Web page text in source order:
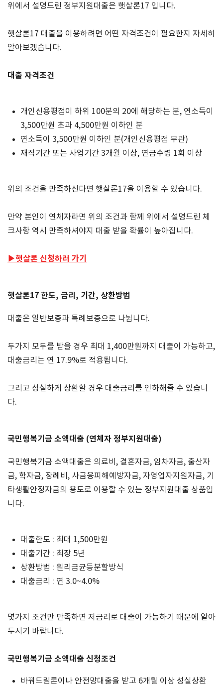
위에서 설명드린 정부지원대출은 햇살론17 입니다.
햇살론17 대출을 이용하려면 어떤 자격조건이 필요한지 자세히
알아보겠습니다.
대출 자격조건
개인신용평점이 하위 100분의 20에 해당하는 분, 연소득이
3,500만원 초과 4,500만원 이하인 분
연소득이 3,500만원 이하인 분(개인신용평점 무관)
재직기간 또는 사업기간 3개월 이상, 연금수령 1회 이상
위의 조건을 만족하신다면 햇살론17을 이용할 수 있습니다.
만약 본인이 연체자라면 위의 조건과 함께 위에서 설명드린 체
크사항 역시 만족하셔야지 대출 받을 확률이 높아집니다.
▶햇살론 신청하러 가기
햇살론17 한도, 금리 , 기간, 상환방법
대출은 일반보증과 특례보증으로 나뉩니다.
두가지 모두를 받을 경우 최대 1,400만원까지 대출이 가능하고,
대출금리는 연 17.9%로 적용됩니다.
그리고 성실하게 상환할 경우 대출금리를 인하해줄 수 있습니
다.
국민행복기금 소액대출 (연체자 정부지원대출)
국민행복기금 소액대출은 의료비 , 결혼자금, 임차자금, 출산자
금, 학자금, 장례비 , 사금융피해예방자금, 자영업자지원자금, 기
타생활안정자금의 용도로 이용할 수 있는 정부지원대출 상품입
니다.
대출한도 : 최대 1,500만원
대출기간 : 최장 5년
상환방법 : 원리금균등분할방식
대출금리 : 연 3.0~4.0%
몇가지 조건만 만족하면 저금리로 대출이 가능하기 때문에 알아
두시기 바랍니다.
국민행복기금 소액대출 신청조건
바꿔드림론이나 안전망대출을 받고 6개월 이상 성실상환